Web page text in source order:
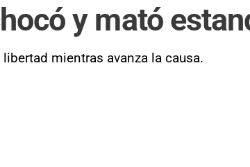
y mató
mientras avanza la causa.